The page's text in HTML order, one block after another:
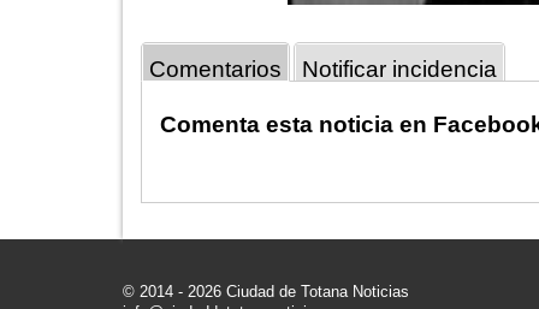
Comentarios Notificar incidencia
Comenta esta noticia en
© 2014 - 2026 Ciudad de Totana Noticias